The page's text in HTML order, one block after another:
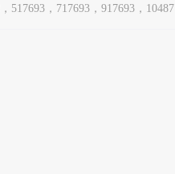
517693，717693，917693，10487